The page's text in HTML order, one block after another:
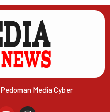
Pedoman Media Cyber